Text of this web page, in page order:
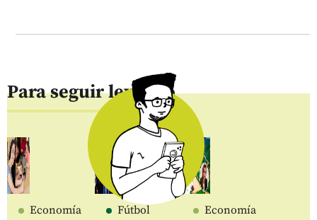
Para seguir leyendo
Economía Fútbol Economía